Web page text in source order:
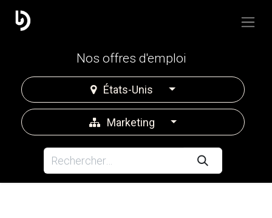
Nos offres d'emploi
États-Unis
Marketing